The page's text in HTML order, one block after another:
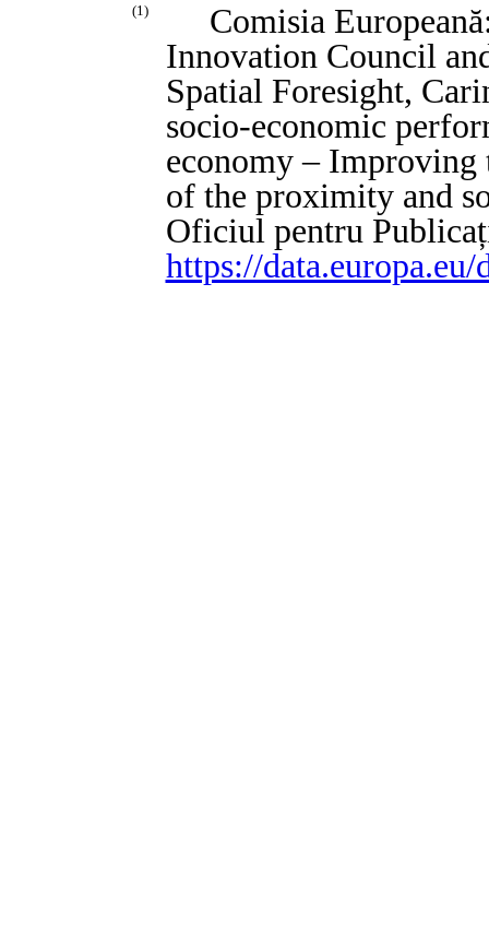
(1)
Comisia
Innovation Council
Spatial Foresight,
socio-economic
economy – Improving
of the proximity and
Oficiul pentru
https://